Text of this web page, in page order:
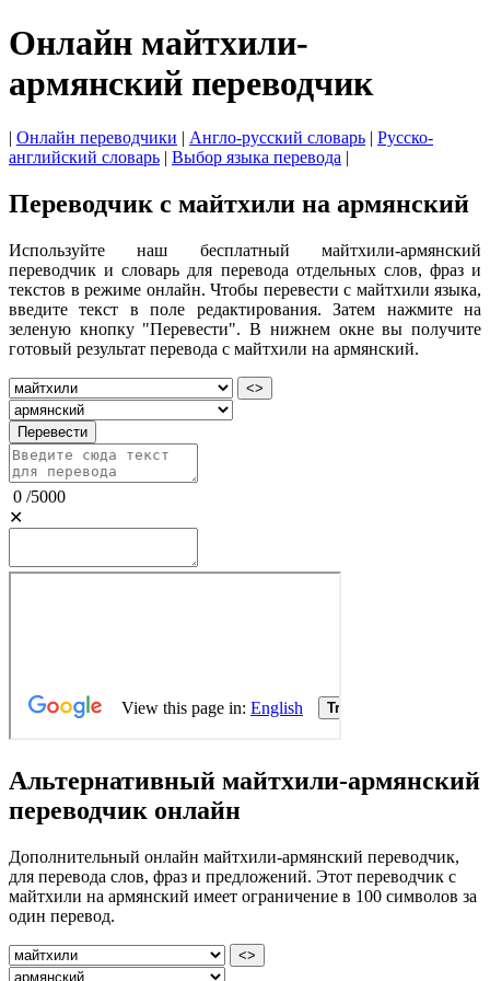
Онлайн майтхили-
армянский переводчик
| Онлайн переводчики | Англо-русский словарь | Русско-
английский словарь | Выбор языка перевода |
Переводчик с майтхили на армянский
Используйте наш бесплатный майтхили-армянский
переводчик и словарь для перевода отдельных слов, фраз и
текстов в режиме онлайн. Чтобы перевести с майтхили языка,
введите текст в поле редактирования. Затем нажмите на
зеленую кнопку "Перевести". В нижнем окне вы получите
готовый результат перевода с майтхили на армянский.
<>
Перевести
0 /5000
✕
Альтернативный майтхили-армянский
переводчик онлайн
Дополнительный онлайн майтхили-армянский переводчик,
для перевода слов, фраз и предложений. Этот переводчик с
майтхили на армянский имеет ограничение в 100 символов за
один перевод.
<>